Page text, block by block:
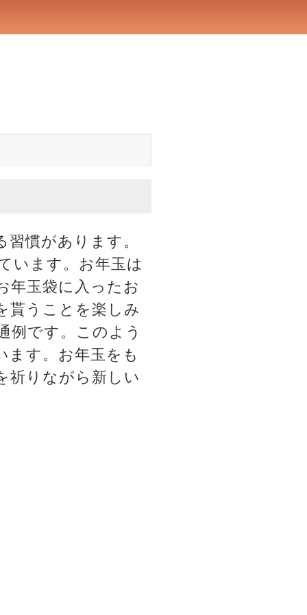
慣があります。
います。お年玉は
年玉袋に入ったお
貰うことを楽しみ
例です。このよう
ます。お年玉をも
祈りながら新しい